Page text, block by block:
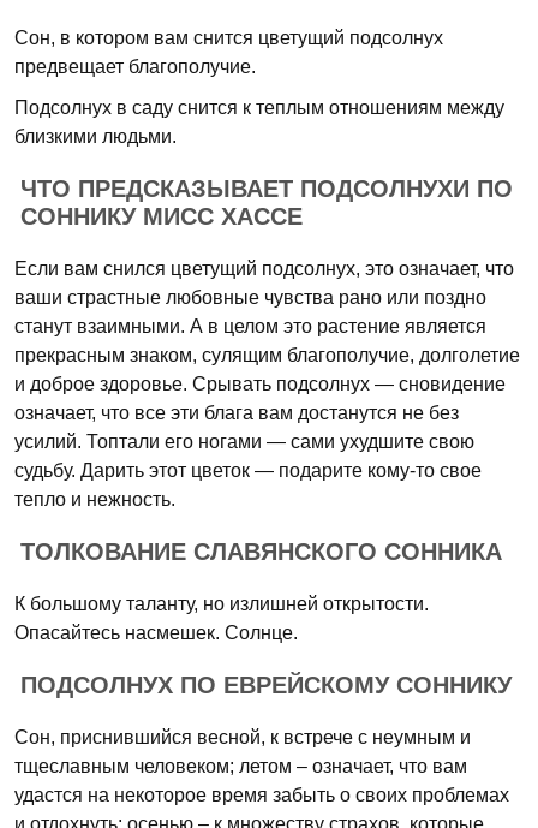
Сон, в котором вам снится цветущий подсолнух
предвещает благополучие.
Подсолнух в саду снится к теплым отношениям между
близкими людьми.
ЧТО ПРЕДСКАЗЫВАЕТ ПОДСОЛНУХИ ПО
СОННИКУ МИСС ХАССЕ
Если вам снился цветущий подсолнух, это означает, что
ваши страстные любовные чувства рано или поздно
станут взаимными. А в целом это растение является
прекрасным знаком, сулящим благополучие, долголетие
и доброе здоровье. Срывать подсолнух — сновидение
означает, что все эти блага вам достанутся не без
усилий. Топтали его ногами — сами ухудшите свою
судьбу. Дарить этот цветок — подарите кому-то свое
тепло и нежность.
ТОЛКОВАНИЕ СЛАВЯНСКОГО СОННИКА
К большому таланту, но излишней открытости.
Опасайтесь насмешек. Солнце.
ПОДСОЛНУХ ПО ЕВРЕЙСКОМУ СОННИКУ
Сон, приснившийся весной, к встрече с неумным и
тщеславным человеком; летом – означает, что вам
удастся на некоторое время забыть о своих проблемах
и отдохнуть; осенью – к множеству страхов, которые